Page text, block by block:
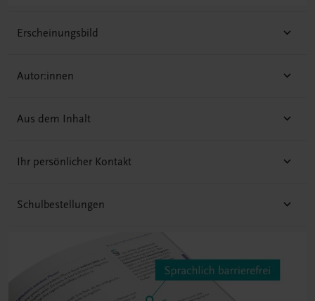
Erscheinungsbild
Autor:innen
Aus dem Inhalt
Ihr persönlicher Kontakt
Schulbestellungen